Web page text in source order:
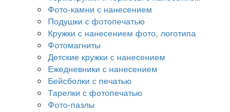
Фото-камни с нанесением
Подушки с фотопечатью
Кружки с нанесением фото, логотипа
Фотомагниты
Детские кружки с нанесением
Ежедневники с нанесением
Бейсболки с печатью
Тарелки с фотопечатью
Фото-пазлы